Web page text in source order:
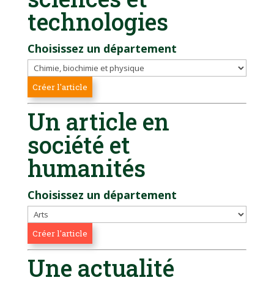
technologies
Choisissez un département
Un article en
société et
humanités
Choisissez un département
Une actualité